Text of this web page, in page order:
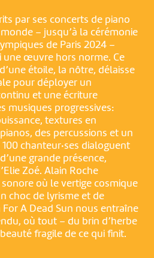
par ses concerts de piano
– jusqu’à la cérémonie
de Paris 2024 –
une œuvre hors norme. Ce
étoile, la nôtre, délaisse
pour déployer un
et une écriture
musiques progressives:
textures en
des percussions et un
chanteur·ses dialoguent
grande présence,
Zoé. Alain Roche
où le vertige cosmique
choc de lyrisme et de
A Dead Sun nous entraîne
où tout – du brin d’herbe
fragile de ce qui finit.